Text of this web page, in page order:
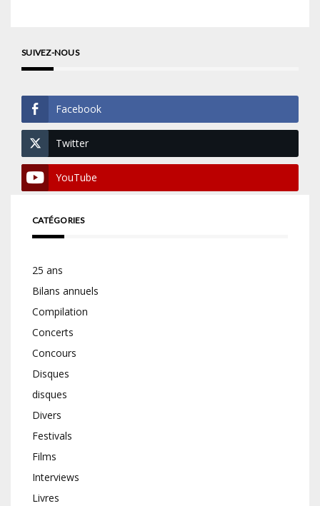
SUIVEZ-NOUS
Facebook
Twitter
YouTube
CATÉGORIES
25 ans
Bilans annuels
Compilation
Concerts
Concours
Disques
disques
Divers
Festivals
Films
Interviews
Livres